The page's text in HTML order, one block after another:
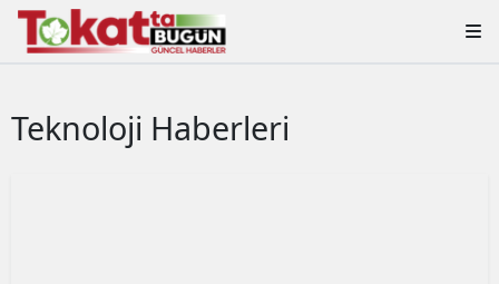
Teknoloji Haberleri